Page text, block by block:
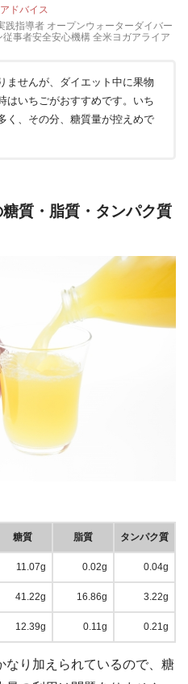
ドバイス
践指導者 オープンウォーターダイバー
事者安全安心機構 全米ヨガアライア
ませんが、ダイエット中に果物
はいちごがおすすめです。いち
く、その分、糖質量が控えめで
質・脂質・タンパク質
糖質 脂質 タンパク質
11.07g 0.02g 0.04g
41.22g 16.86g 3.22g
12.39g 0.11g 0.21g
なり加えられているので、糖